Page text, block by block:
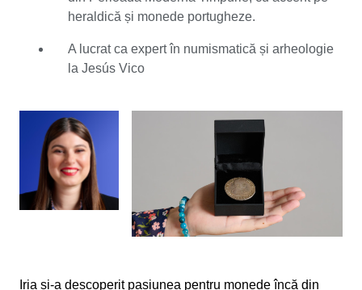
în numismatică și arheologie în cadrul casei
în monede mondiale la Catawiki, Iria se bucură să facă
lumea colecționarilor accesibilă mai multor oameni
modernă timpurie, cu un accent deosebit pe heraldică și
monedele portugheze. Expertiza sa se extinde, de
asemenea, la monedele din aur și la diverse tipuri de
monede din întreaga lume.
heraldică și monede portugheze.
A lucrat ca expert în numismatică și arheologie
la Jesús Vico
Iria și-a descoperit pasiunea pentru monede încă din